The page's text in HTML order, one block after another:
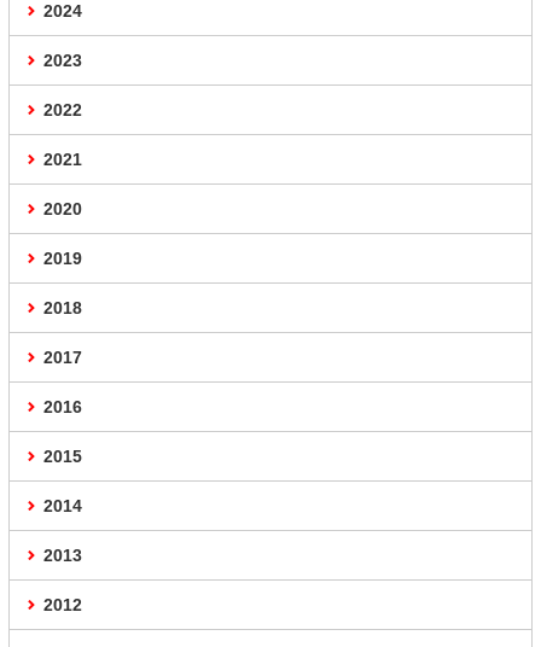
2024
2023
2022
2021
2020
2019
2018
2017
2016
2015
2014
2013
2012